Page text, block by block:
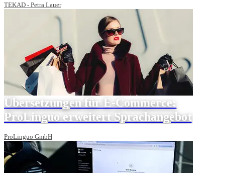
TEKAD - Petra Lauer
Übersetzungen für E-Commerce:
ProLinguo erweitert Sprachangebot
ProLinguo GmbH